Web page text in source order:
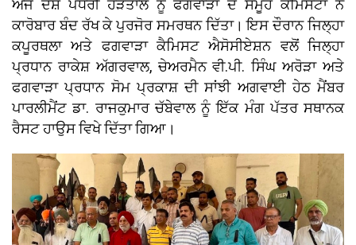
ਅੱਜ ਦੇਸ਼ ਪੱਧਰੀ ਹੜਤਾਲ ਨੂੰ ਫਗਵਾੜਾ ਦੇ ਸਮੂਹ ਕੈਮਿਸਟਾਂ ਨੇ
ਕਾਰੋਬਾਰ ਬੰਦ ਰੱਖ ਕੇ ਪੁਰਜੋਰ ਸਮਰਥਨ ਦਿੱਤਾ। ਇਸ ਦੌਰਾਨ ਜਿਲ੍ਹਾ
ਕਪੂਰਥਲਾ ਅਤੇ ਫਗਵਾੜਾ ਕੈਮਿਸਟ ਐਸੋਸੀਏਸ਼ਨ ਵਲੋਂ ਜਿਲ੍ਹਾ
ਪ੍ਰਧਾਨ ਰਾਕੇਸ਼ ਅੱਗਰਵਾਲ, ਚੇਅਰਮੈਨ ਵੀ.ਪੀ. ਸਿੰਘ ਅਰੋੜਾ ਅਤੇ
ਫਗਵਾੜਾ ਪ੍ਰਧਾਨ ਸੋਮ ਪ੍ਰਕਾਸ਼ ਦੀ ਸਾਂਝੀ ਅਗਵਾਈ ਹੇਠ ਮੈਂਬਰ
ਪਾਰਲੀਮੈਂਟ ਡਾ. ਰਾਜਕੁਮਾਰ ਚੱਬੇਵਾਲ ਨੂੰ ਇੱਕ ਮੰਗ ਪੱਤਰ ਸਥਾਨਕ
ਰੈਸਟ ਹਾਉਸ ਵਿਖੇ ਦਿੱਤਾ ਗਿਆ।